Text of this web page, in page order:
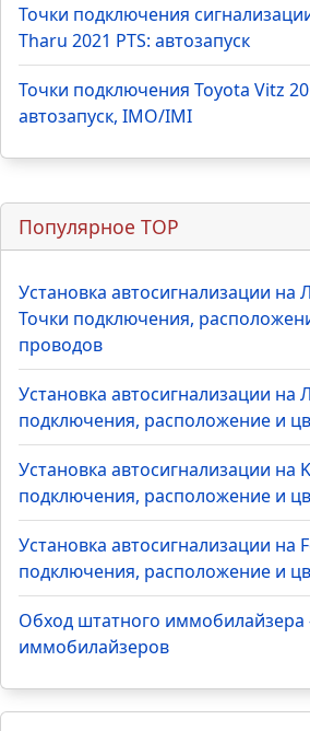
Точки подключения
Tharu 2021 PTS: автозапуск
Точки подключения Toyota Vitz
автозапуск, IMO/IMI
Популярное TOP
Установка автосигнализации на
Точки подключения,
проводов
Установка автосигнализации на
подключения, расположение и
Установка автосигнализации на
подключения, расположение и
Установка автосигнализации на
подключения, расположение и
Обход штатного иммобилайзера
иммобилайзеров